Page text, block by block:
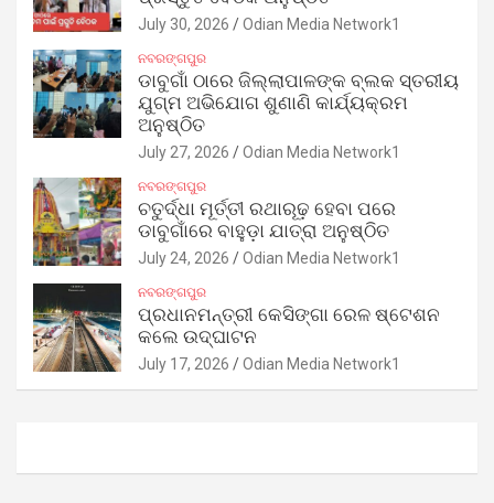
July 30, 2026 Odian Media Network1
ନବରଙ୍ଗପୁର
ଡାବୁଗାଁ ଠାରେ ଜିଲ୍ଲାପାଳଙ୍କ ବ୍ଲକ ସ୍ତରୀୟ
ଯୁଗ୍ମ ଅଭିଯୋଗ ଶୁଣାଣି କାର୍ଯ୍ୟକ୍ରମ
ଅନୁଷ୍ଠିତ
July 27, 2026 Odian Media Network1
ନବରଙ୍ଗପୁର
ଚତୁର୍ଦ୍ଧା ମୂର୍ତ୍ତୀ ରଥାରୂଢ଼ ହେବା ପରେ
ଡାବୁଗାଁରେ ବାହୁଡ଼ା ଯାତ୍ରା ଅନୁଷ୍ଠିତ
July 24, 2026 Odian Media Network1
ନବରଙ୍ଗପୁର
ପ୍ରଧାନମନ୍ତ୍ରୀ କେସିଙ୍ଗା ରେଳ ଷ୍ଟେଶନ
କଲେ ଉଦ୍‌ଘାଟନ
July 17, 2026 Odian Media Network1